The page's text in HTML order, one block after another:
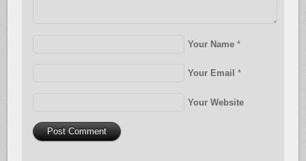
Your Name *
Your Email *
Your Website